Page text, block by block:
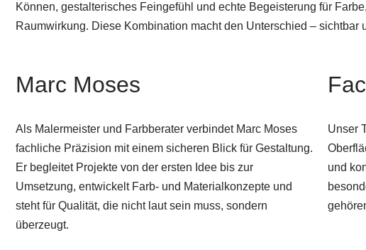
Können, gestalterisches Feingefühl und echte Begeisterung für
Raumwirkung. Diese Kombination macht den Unterschied – sichtbar
Marc Moses
Als Malermeister und Farbberater verbindet Marc Moses
fachliche Präzision mit einem sicheren Blick für Gestaltung.
Er begleitet Projekte von der ersten Idee bis zur
Umsetzung, entwickelt Farb- und Materialkonzepte und
steht für Qualität, die nicht laut sein muss, sondern
überzeugt.
Unser
und